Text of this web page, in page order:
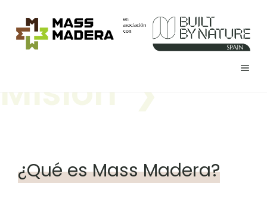
contenido
Misión
¿Qué es Mass Madera?